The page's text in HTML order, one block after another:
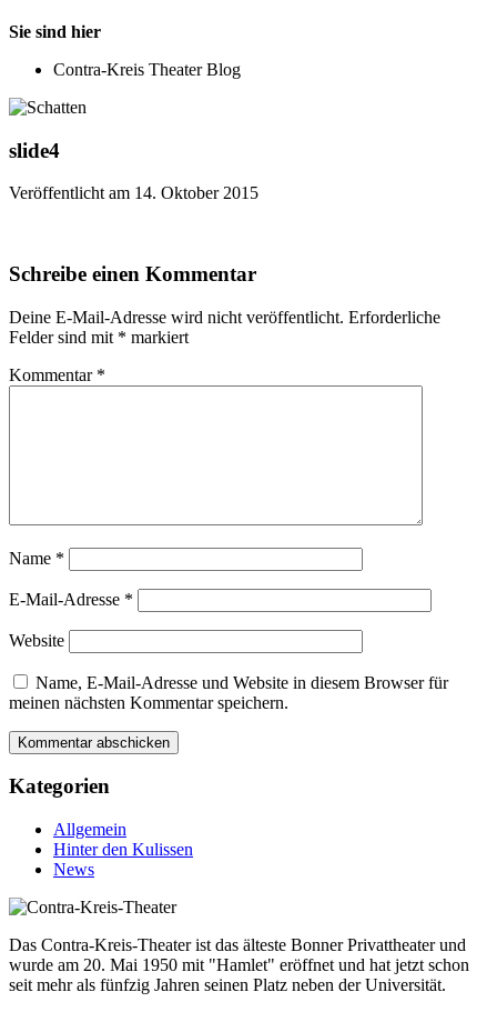
Sie sind hier
Contra-Kreis Theater Blog
slide4
Veröffentlicht am 14. Oktober 2015
Schreibe einen Kommentar
Deine E-Mail-Adresse wird nicht veröffentlicht. Erforderliche
Felder sind mit * markiert
Kommentar *
Name *
E-Mail-Adresse *
Website
Name, E-Mail-Adresse und Website in diesem Browser für
meinen nächsten Kommentar speichern.
Kategorien
Allgemein
Hinter den Kulissen
News
Das Contra-Kreis-Theater ist das älteste Bonner Privattheater und
wurde am 20. Mai 1950 mit "Hamlet" eröffnet und hat jetzt schon
seit mehr als fünfzig Jahren seinen Platz neben der Universität.